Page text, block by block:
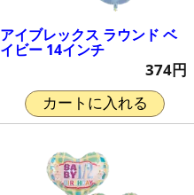
アイブレックス ラウンド ベ
イビー 14インチ
374円
カートに入れる